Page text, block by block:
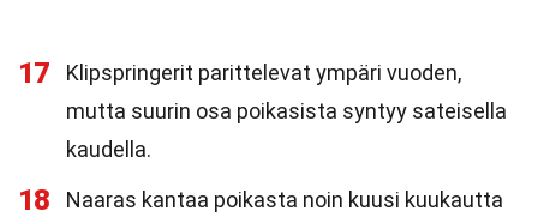
17
Klipspringerit parittelevat ympäri vuoden,
mutta suurin osa poikasista syntyy sateisella
kaudella.
18
Naaras kantaa poikasta noin kuusi kuukautta